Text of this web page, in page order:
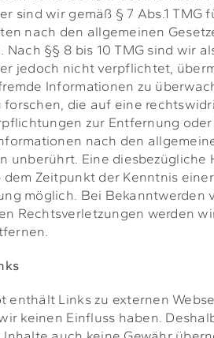
sind wir gemäß § 7 Abs.1 TMG
nach den allgemeinen
Nach §§ 8 bis 10 TMG sind wir
jedoch nicht verpflichtet,
Informationen zu
forschen, die auf eine
zur Entfernung
nach den
unberührt. Eine diesbezügliche
dem Zeitpunkt der Kenntnis
möglich. Bei Bekanntwerden
Rechtsverletzungen werden
enthält Links zu externen
keinen Einfluss haben.